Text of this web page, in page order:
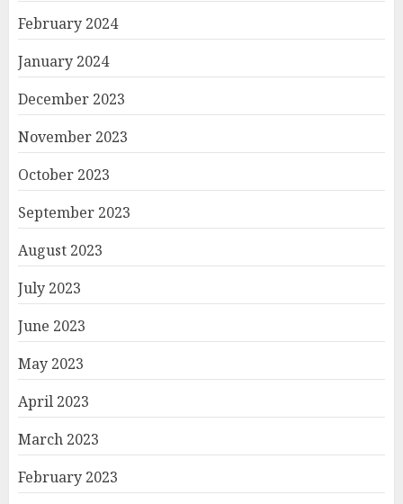
February 2024
January 2024
December 2023
November 2023
October 2023
September 2023
August 2023
July 2023
June 2023
May 2023
April 2023
March 2023
February 2023